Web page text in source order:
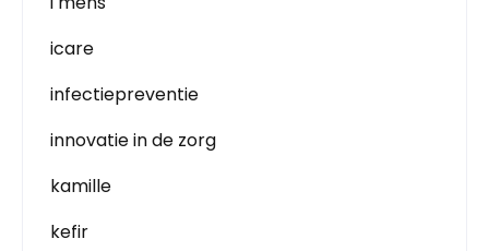
icare
infectiepreventie
innovatie in de zorg
kamille
kefir